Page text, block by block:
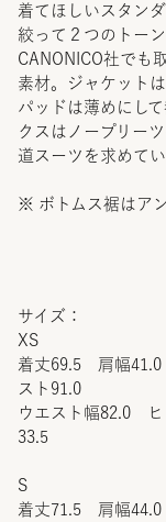
着てほしいスタン
絞って２つのトー
CANONICO社でも
素材。ジャケット
パッドは薄めにし
クスはノープリー
道スーツを求めて
※ ボトムス裾はア
サイズ：
XS
着丈69.5 肩幅
スト91.0
ウエスト幅82.0
33.5
S
着丈71.5 肩幅